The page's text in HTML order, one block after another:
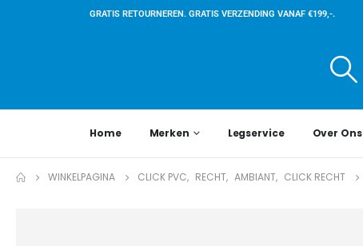
GRATIS RETOURNEREN. GRATIS VERZENDING VANAF €199,-.
Home Merken Legservice Over Ons
WINKELPAGINA CLICK PVC, RECHT, AMBIANT, CLICK RECHT